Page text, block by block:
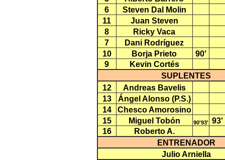
6
Steven Dal Molin
11
Juan Steven
8
Ricky Vaca
7
Dani Rodríguez
10
Borja Prieto
90'
9
Kevin Cortés
SUPLENTES
12
Andreas Bavelis
13
Ángel Alonso (P.S.)
14
Chesco Amorosino
15
Miguel Tobón 90'93'
93'
16
Roberto A.
ENTRENADOR
Julio Arniella